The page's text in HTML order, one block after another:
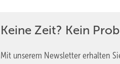
Keine Zeit? Kein
Mit unserem Newsletter erhalten